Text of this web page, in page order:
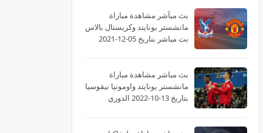
بث مبآشر مشاهدة مباراة
مانشستر يونايتد وكريستال بالاس
بث مباشر بتاريخ 05-12-2021
بث مباشر مشاهدة مباراة
مانشستر يونايتد واومونيا نيقوسيا
بتاريخ 13-10-2022 الدوري